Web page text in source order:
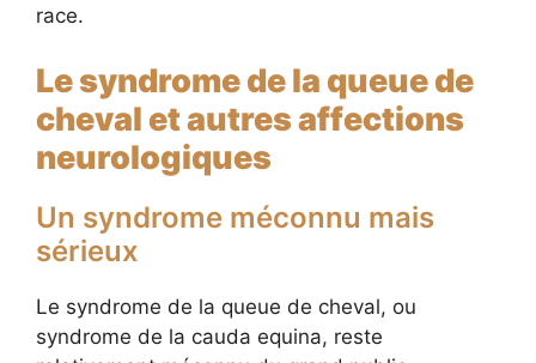
race.
Le syndrome de la queue de
cheval et autres affections
neurologiques
Un syndrome méconnu mais
sérieux
Le syndrome de la queue de cheval, ou
syndrome de la cauda equina, reste